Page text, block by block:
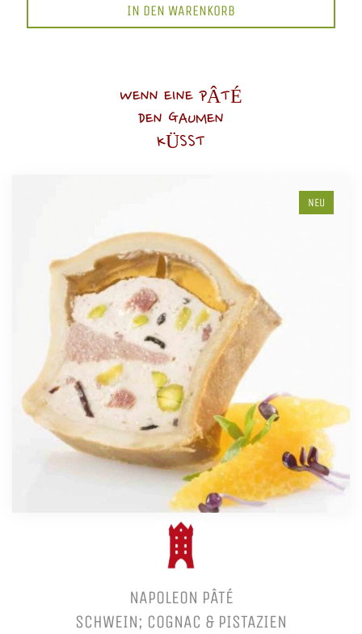
IN DEN WARENKORB
WENN EINE PÂTÉ
DEN GAUMEN
KÜSST
NEU
NAPOLEON PÂTÉ
SCHWEIN; COGNAC & PISTAZIEN